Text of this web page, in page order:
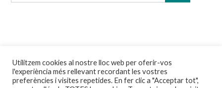
Theme byOut the Box
Utilitzem cookies al nostre lloc web per oferir-vos
l'experiència més rellevant recordant les vostres
preferències i visites repetides. En fer clic a "Acceptar tot",